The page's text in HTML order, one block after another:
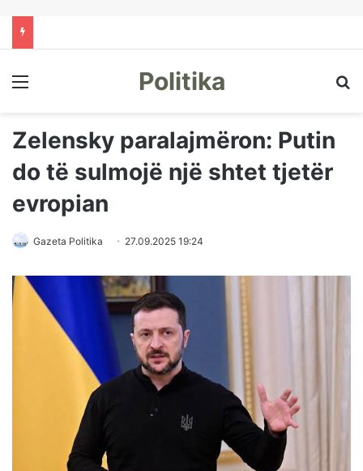
Menu Politika
Zelensky paralajmëron: Putin
do të sulmojë një shtet tjetër
evropian
Gazeta Politika 27.09.2025 19:24